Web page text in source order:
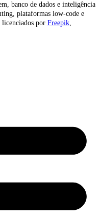
banco de dados e inteligência
plataformas low-code e
licenciados por Freepik,